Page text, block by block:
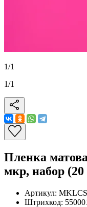
1/1
1/1
Пленка
мкр, набор
Артикул:
Штрихкод: